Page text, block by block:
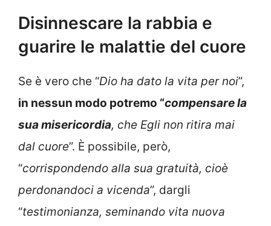
Disinnescare la rabbia e
guarire le malattie del cuore
Se è vero che “Dio ha dato la vita per noi”,
in nessun modo potremo “compensare la
sua misericordia, che Egli non ritira mai
dal cuore”. È possibile, però,
“corrispondendo alla sua gratuità, cioè
perdonandoci a vicenda”, dargli
“testimonianza, seminando vita nuova